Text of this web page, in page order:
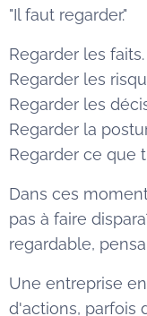
"Il faut regarder."
Regarder les faits.
Regarder les
Regarder les
Regarder la
Regarder ce que
Dans ces
pas à faire
regardable,
Une entreprise
d'actions, parfois